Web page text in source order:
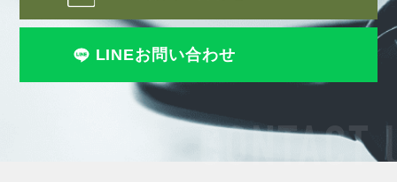
CONTACT
LINEお問い合わせ